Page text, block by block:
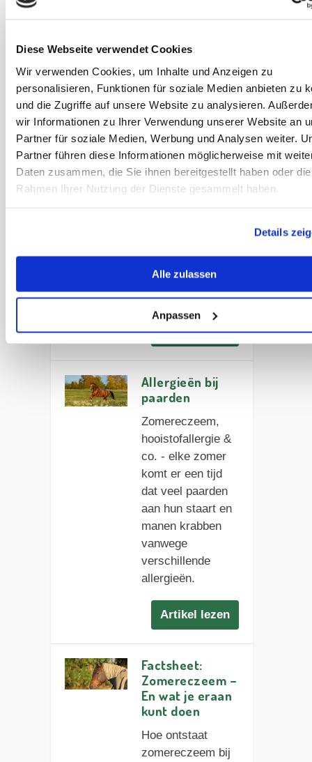
Diese Webseite verwendet Cookies
Wir verwenden Cookies, um Inhalte und Anzeigen zu
personalisieren, Funktionen für soziale Medien anbieten zu
und die Zugriffe auf unsere Website zu analysieren.
wir Informationen zu Ihrer Verwendung unserer Website an
Partner für soziale Medien, Werbung und Analysen weiter.
Partner führen diese Informationen möglicherweise mit
Daten zusammen, die Sie ihnen bereitgestellt haben oder
Rahmen Ihrer Nutzung der Dienste gesammelt haben.
Details
Alle zulassen
Anpassen
Insecten bij
paarden – meer
dan alleen
vervelend: deze
gezondheidsrisi
co’s dreigen
Vliegen, muggen
en dazen zijn
meer dan alleen
s insecten voor je
paard kunnen
veroorzaken.
Artikel lezen
Allergieën bij
paarden
Zomereczeem,
hooistofallergie &
co. - elke zomer
komt er een tijd
dat veel paarden
aan hun staart en
manen krabben
vanwege
verschillende
allergieën.
Artikel lezen
Factsheet:
Zomereczeem –
En wat je eraan
kunt doen
Hoe ontstaat
zomereczeem bij